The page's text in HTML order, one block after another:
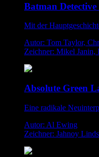
Batman Detective
Mit der
Autor: Tom Taylor,
Zeichner: Mikel Janin,
Absolute Green
Eine radikale
Autor: Al Ewing
Zeichner: Jahnoy